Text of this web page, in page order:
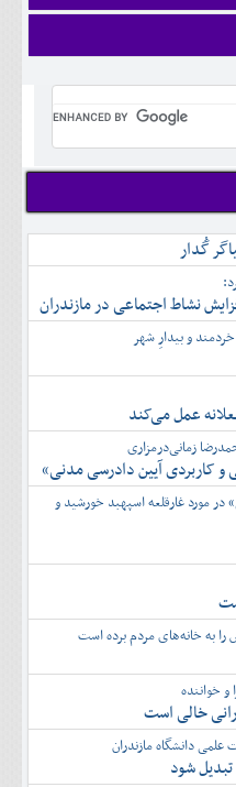
گُدار
نشاط اجتماعی در مازندران
خردمند و بیدارِ شهر
عمل می‌کند
زمانی‌درمزاری
و کاربردی آیین دادرسی مدنی»
مورد غارقلعه اسپهبد خورشید و
به خانه‌های مردم برده است
و خواننده
خالی است
دانشگاه مازندران
شود